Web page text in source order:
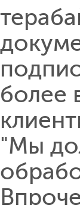
более
"Мы